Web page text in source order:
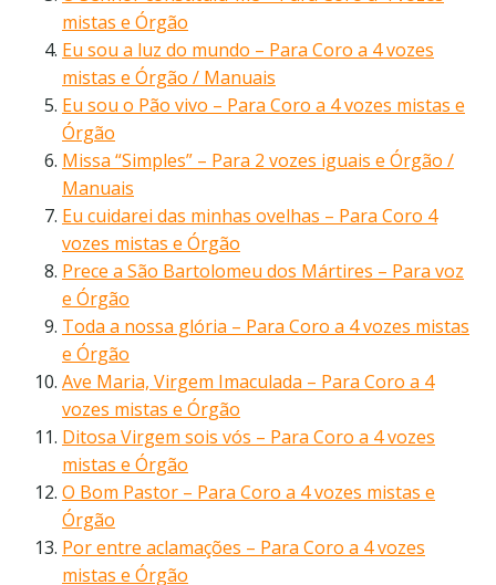
mistas e Órgão
Eu sou a luz do mundo – Para Coro a 4 vozes
mistas e Órgão / Manuais
Eu sou o Pão vivo – Para Coro a 4 vozes mistas e
Órgão
Missa “Simples” – Para 2 vozes iguais e Órgão /
Manuais
Eu cuidarei das minhas ovelhas – Para Coro 4
vozes mistas e Órgão
Prece a São Bartolomeu dos Mártires – Para voz
e Órgão
Toda a nossa glória – Para Coro a 4 vozes mistas
e Órgão
Ave Maria, Virgem Imaculada – Para Coro a 4
vozes mistas e Órgão
Ditosa Virgem sois vós – Para Coro a 4 vozes
mistas e Órgão
O Bom Pastor – Para Coro a 4 vozes mistas e
Órgão
Por entre aclamações – Para Coro a 4 vozes
mistas e Órgão